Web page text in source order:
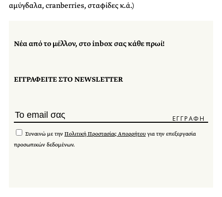
αμύγδαλα, cranberries, σταφίδες κ.ά.)
Νέα από το μέλλον, στο inbox σας κάθε πρωί!
ΕΓΓΡΑΦΕΙΤΕ ΣΤΟ NEWSLETTER
Συναινώ με την Πολιτική Προστασίας Απορρήτου για την επεξεργασία
προσωπικών δεδομένων.